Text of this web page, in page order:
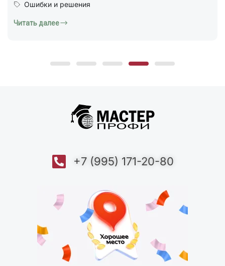
Читать далее
+7 (995) 171-20-80